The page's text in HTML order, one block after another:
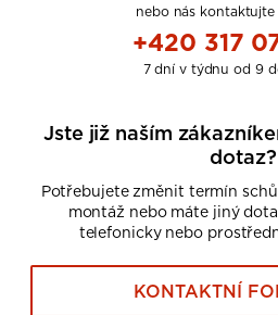
nebo nás
+420 317
7 dní v týdnu od 9
Jste již naším
dotaz?
Potřebujete změnit termín
montáž nebo máte jiný
telefonicky nebo
KONTAKTNÍ